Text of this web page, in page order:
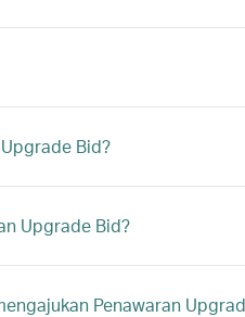
Bid?
Upgrade Bid?
Penawaran